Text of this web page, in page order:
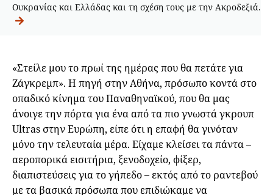
Ουκρανίας και Ελλάδας και τη σχέση τους με την Ακροδεξιά.
«Στείλε μου το πρωί της ημέρας που θα πετάτε για
Ζάγκρεμπ». Η πηγή στην Αθήνα, πρόσωπο κοντά στο
οπαδικό κίνημα του Παναθηναϊκού, που θα μας
άνοιγε την πόρτα για ένα από τα πιο γνωστά γκρουπ
Ultras στην Ευρώπη, είπε ότι η επαφή θα γινόταν
μόνο την τελευταία μέρα. Είχαμε κλείσει τα πάντα –
αεροπορικά εισιτήρια, ξενοδοχείο, φίξερ,
διαπιστεύσεις για το γήπεδο – εκτός από το ραντεβού
με τα βασικά πρόσωπα που επιδιώκαμε να